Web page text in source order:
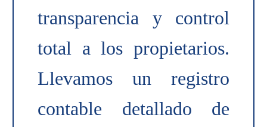
transparencia y control
total a los propietarios.
Llevamos un registro
contable detallado de